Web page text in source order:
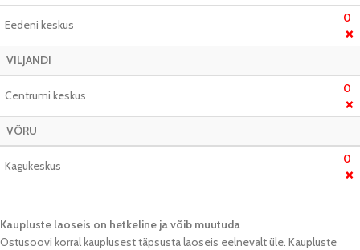
Eedeni keskus 0
❌
VILJANDI
Centrumi keskus 0
❌
VÕRU
Kagukeskus 0
❌
Kaupluste laoseis on hetkeline ja võib muutuda​
Ostusoovi korral kauplusest täpsusta laoseis eelnevalt üle. Kaupluste